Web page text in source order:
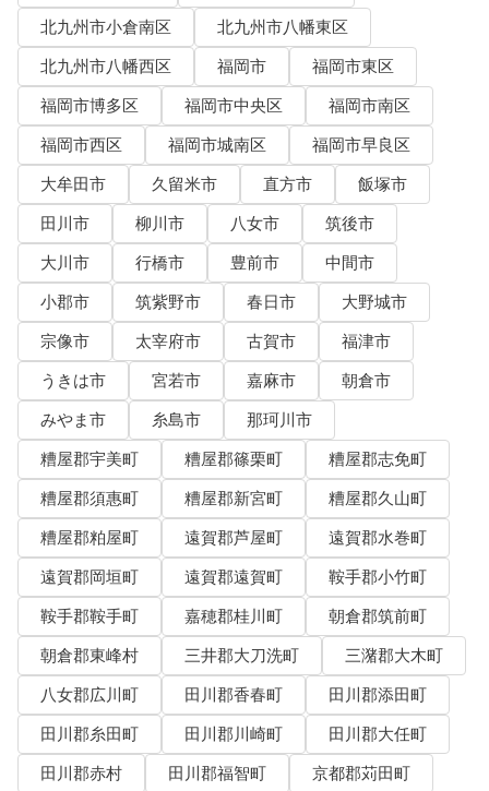
北九州市小倉南区
北九州市八幡東区
北九州市八幡西区
福岡市
福岡市東区
福岡市博多区
福岡市中央区
福岡市南区
福岡市西区
福岡市城南区
福岡市早良区
大牟田市
久留米市 直方市
飯塚市
田川市
柳川市 八女市
筑後市
大川市
行橋市 豊前市
中間市
小郡市
筑紫野市 春日市
大野城市
宗像市
太宰府市 古賀市
福津市
うきは市
宮若市 嘉麻市
朝倉市
みやま市
糸島市
那珂川市
糟屋郡宇美町
糟屋郡篠栗町
糟屋郡志免町
糟屋郡須惠町
糟屋郡新宮町
糟屋郡久山町
糟屋郡粕屋町
遠賀郡芦屋町
遠賀郡水巻町
遠賀郡岡垣町
遠賀郡遠賀町
鞍手郡小竹町
鞍手郡鞍手町
嘉穂郡桂川町
朝倉郡筑前町
朝倉郡東峰村
三井郡大刀洗町
三潴郡大木町
八女郡広川町
田川郡香春町
田川郡添田町
田川郡糸田町
田川郡川崎町
田川郡大任町
田川郡赤村
田川郡福智町
京都郡苅田町